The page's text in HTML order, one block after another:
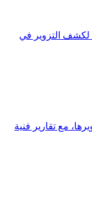
لكشف التزوير في
مع تقارير فنية